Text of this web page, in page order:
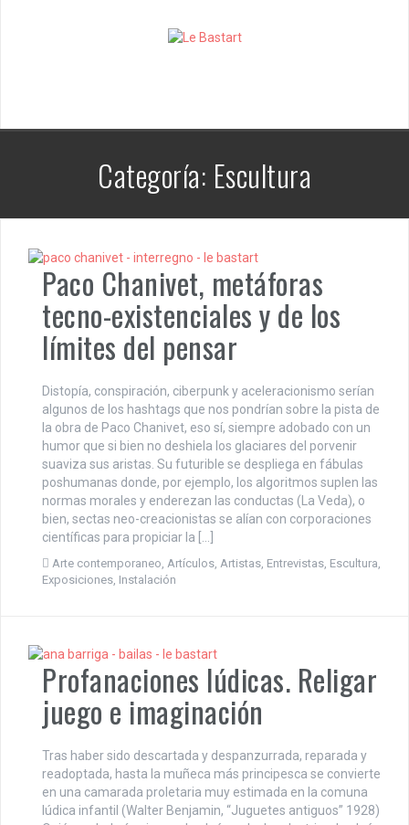
Categoría: Escultura
Paco Chanivet, metáforas
tecno-existenciales y de los
límites del pensar
Distopía, conspiración, ciberpunk y aceleracionismo serían
algunos de los hashtags que nos pondrían sobre la pista de
la obra de Paco Chanivet, eso sí, siempre adobado con un
humor que si bien no deshiela los glaciares del porvenir
suaviza sus aristas. Su futurible se despliega en fábulas
poshumanas donde, por ejemplo, los algoritmos suplen las
normas morales y enderezan las conductas (La Veda), o
bien, sectas neo-creacionistas se alían con corporaciones
científicas para propiciar la […]
Arte contemporaneo Artículos Artistas Entrevistas Escultura
Exposiciones Instalación
Profanaciones lúdicas. Religar
juego e imaginación
Tras haber sido descartada y despanzurrada, reparada y
readoptada, hasta la muñeca más principesca se convierte
en una camarada proletaria muy estimada en la comuna
lúdica infantil (Walter Benjamin, “Juguetes antiguos” 1928)